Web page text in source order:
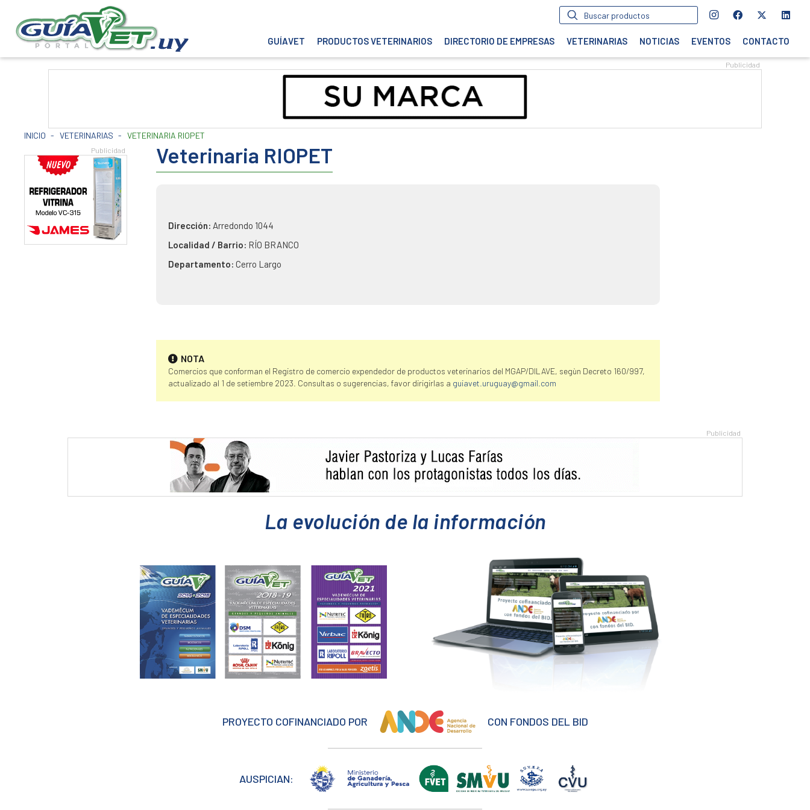
Búsqueda
de
GUÍAVET PRODUCTOS VETERINARIOS DIRECTORIO DE EMPRESAS VETERINARIAS NOTICIAS EVENTOS CONTACTO
INICIO - VETERINARIAS - VETERINARIA RIOPET
Veterinaria RIOPET
Dirección: Arredondo 1044
Localidad / Barrio: RÍO BRANCO
Departamento: Cerro Largo
NOTA
Comercios que conforman el Registro de comercio expendedor de productos veterinarios del MGAP/DILAVE, segùn Decreto 160/997,
actualizado al 1 de setiembre 2023. Consultas o sugerencias, favor dirigirlas a guiavet.uruguay@gmail.com
La evolución de la información
PROYECTO COFINANCIADO POR CON FONDOS DEL BID
AUSPICIAN: